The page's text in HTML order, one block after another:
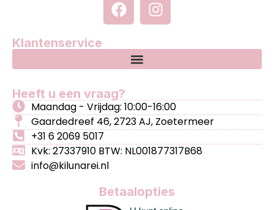
Klantenservice
Heeft u een vraag?
Maandag - Vrijdag: 10:00-16:00
Gaardedreef 46, 2723 AJ, Zoetermeer
+31 6 2069 5017
Kvk: 27337910 BTW: NL001877317B68
info@kilunarei.nl
Betaalopties